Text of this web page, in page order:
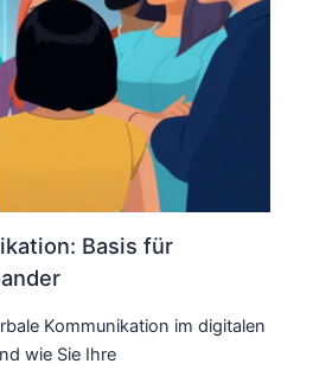
Basis für
Kommunikation im digitalen
wie Sie Ihre